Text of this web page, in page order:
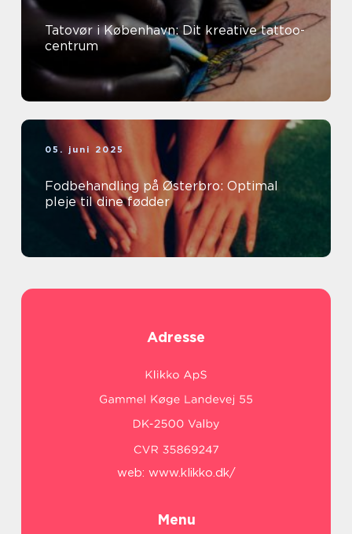
Tatovør i København: Dit kreative tattoo-
centrum
05. juni 2025
Fodbehandling på Østerbro: Optimal
pleje til dine fødder
Adresse
web: www.klikko.dk/
Menu